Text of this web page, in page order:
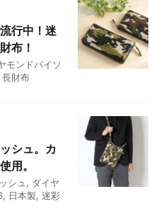
行中！迷
布！
モンドパイソ
長財布
シュ。カ
用。
シュ , ダイヤ
, 日本製, 迷彩